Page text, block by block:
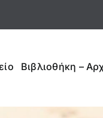
Βιβλιοθήκη –